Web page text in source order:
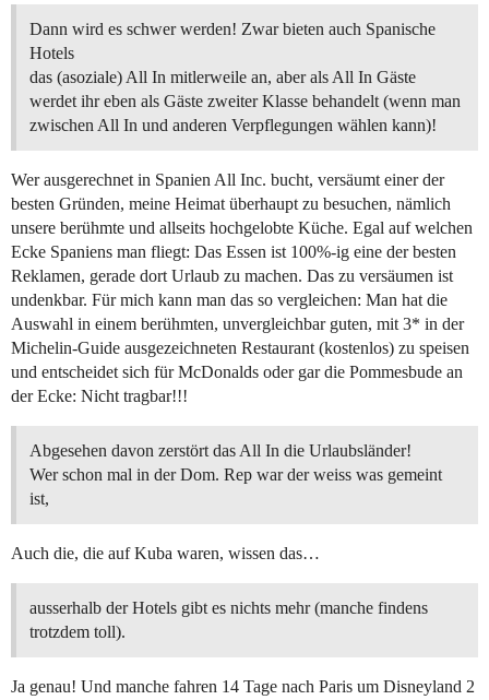
Dann wird es schwer werden! Zwar bieten auch Spanische
Hotels
das (asoziale) All In mitlerweile an, aber als All In Gäste
werdet ihr eben als Gäste zweiter Klasse behandelt (wenn man
zwischen All In und anderen Verpflegungen wählen kann)!
Wer ausgerechnet in Spanien All Inc. bucht, versäumt einer der
besten Gründen, meine Heimat überhaupt zu besuchen, nämlich
unsere berühmte und allseits hochgelobte Küche. Egal auf welchen
Ecke Spaniens man fliegt: Das Essen ist 100%-ig eine der besten
Reklamen, gerade dort Urlaub zu machen. Das zu versäumen ist
undenkbar. Für mich kann man das so vergleichen: Man hat die
Auswahl in einem berühmten, unvergleichbar guten, mit 3* in der
Michelin-Guide ausgezeichneten Restaurant (kostenlos) zu speisen
und entscheidet sich für McDonalds oder gar die Pommesbude an
der Ecke: Nicht tragbar!!!
Abgesehen davon zerstört das All In die Urlaubsländer!
Wer schon mal in der Dom. Rep war der weiss was gemeint
ist,
Auch die, die auf Kuba waren, wissen das…
ausserhalb der Hotels gibt es nichts mehr (manche findens
trotzdem toll).
Ja genau! Und manche fahren 14 Tage nach Paris um Disneyland 2